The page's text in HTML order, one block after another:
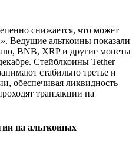
снижается, что может
Ведущие альткоины показали
BNB, XRP и другие монеты
Стейблкоины Tether
стабильно третье и
обеспечивая ликвидность
транзакции на
на альткоинах